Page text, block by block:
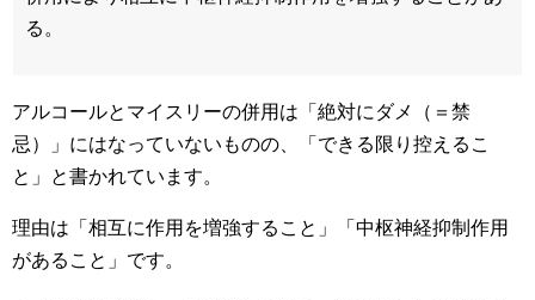
る。
アルコールとマイスリーの併用は「絶対にダメ（＝禁
忌）」にはなっていないものの、
「できる限り控えるこ
と」と書かれています。
理由は「相互に作用を増強すること」「中枢神経抑制作用
があること」です。